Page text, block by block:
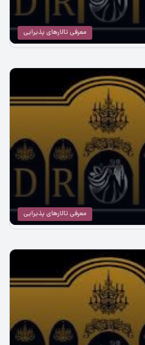
معرفی تالارهای پذیرایی
معرفی تالارهای پذیرایی